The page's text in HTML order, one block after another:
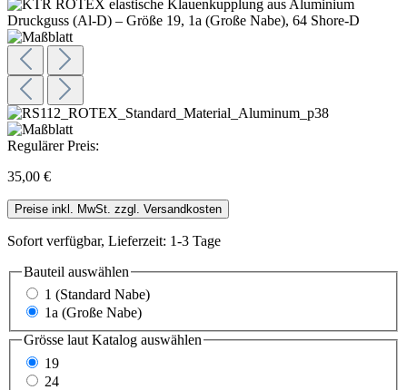
Regulärer Preis:
35,00 €
Preise inkl. MwSt. zzgl. Versandkosten
Sofort verfügbar, Lieferzeit: 1-3 Tage
Bauteil auswählen
1 (Standard Nabe)
1a (Große Nabe)
Grösse laut Katalog auswählen
19
24